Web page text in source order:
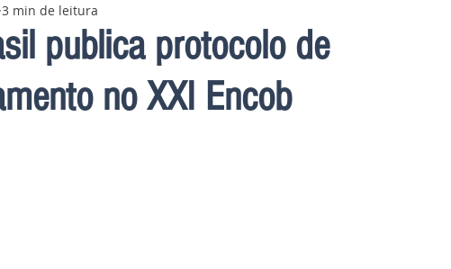
publica protocolo de
no XXI Encob
3 min de leitura